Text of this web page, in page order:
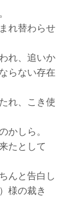
れ替わらせ
れ、追いか
らない存在
れ、こき使
かしら。
たとして
んと告白し
様の裁き